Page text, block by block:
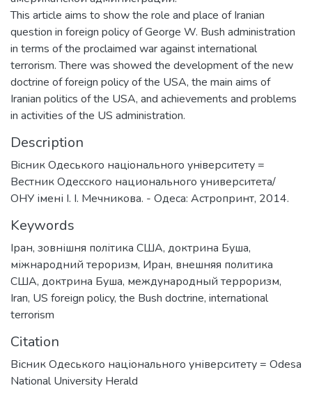
This article aims to show the role and place of Iranian
question in foreign policy of George W. Bush administration
in terms of the proclaimed war against international
terrorism. There was showed the development of the new
doctrine of foreign policy of the USA, the main aims of
Iranian politics of the USA, and achievements and problems
in activities of the US administration.
Description
Вiсник Одеського нацiонального унiверситету =
Вестник Одесского национального университета/
ОНУ імені І. І. Мечникова. - Одеса: Астропринт, 2014.
Keywords
Іран, зовнішня політика США, доктрина Буша,
міжнародний тероризм, Иран, внешняя политика
США, доктрина Буша, международный терроризм,
Iran, US foreign policy, the Bush doctrine, international
terrorism
Citation
Вісник Одеського національного університету = Odesa
National University Herald